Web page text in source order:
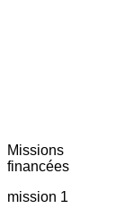
Missions
financées
mission 1